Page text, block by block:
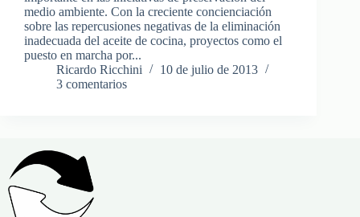
medio ambiente. Con la creciente concienciación
sobre las repercusiones negativas de la eliminación
inadecuada del aceite de cocina, proyectos como el
puesto en marcha por...
Ricardo Ricchini
10 de julio de 2013
3 comentarios